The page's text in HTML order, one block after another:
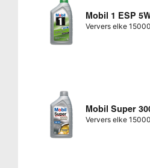
Mobil 1 ESP
Ververs elke
Mobil Super
Ververs elke